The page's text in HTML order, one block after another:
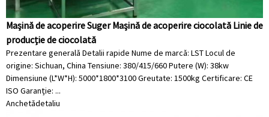
Mașină de acoperire Suger Mașină de acoperire ciocolată Linie de
producție de ciocolată
Prezentare generală Detalii rapide Nume de marcă: LST Locul de
origine: Sichuan, China Tensiune: 380/415/660 Putere (W): 38kw
Dimensiune (L*W*H): 5000*1800*3100 Greutate: 1500kg Certificare: CE
ISO Garanție: ...
Anchetădetaliu